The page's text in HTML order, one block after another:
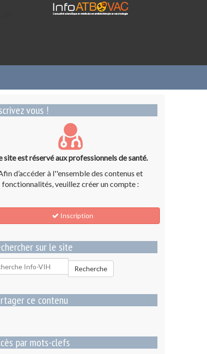
vous !
site est réservé aux professionnels de santé.
d’accéder à l''ensemble des contenus et
fonctionnalités, veuillez créer un compte :
Inscription
sur le site
Recherche
ce contenu
par mots-clefs